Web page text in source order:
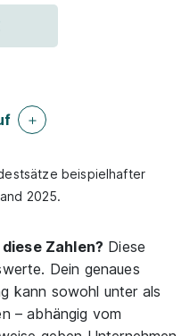
beispielhafter
2025.
Zahlen? Diese
Dein genaues
kann sowohl unter als
– abhängig vom